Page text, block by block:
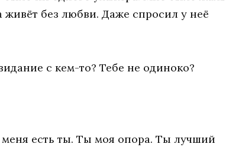
живёт без любви. Даже спросил у неё
с кем-то? Тебе не одиноко?
есть ты. Ты моя опора. Ты лучший